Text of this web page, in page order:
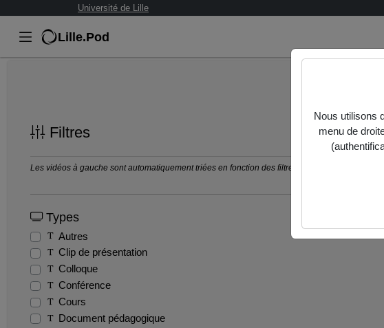
Université de Lille
Lille.Pod
Filtres
Les vidéos à gauche sont automatiquement triées en fonction des filtres sélectionnés ci-
Types
Autres
Clip de présentation
Colloque
Conférence
Cours
Document pédagogique
Nous utilisons
menu de